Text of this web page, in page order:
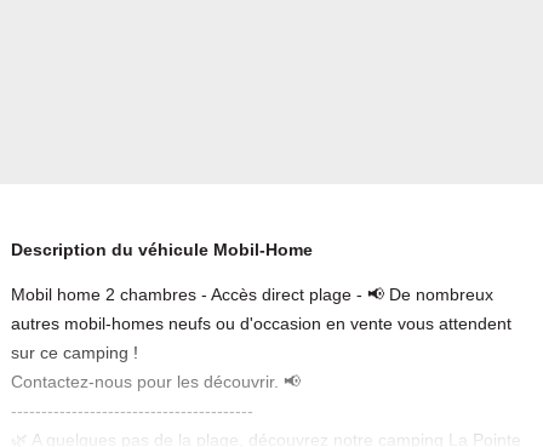
Description du véhicule Mobil-Home
Mobil home 2 chambres - Accès direct plage - 📢 De nombreux
autres mobil-homes neufs ou d'occasion en vente vous attendent
sur ce camping !
Contactez-nous pour les découvrir. 📢
----------------------------------------
🌿 A quelques pas de la plage, découvrez notre camping La Pointe